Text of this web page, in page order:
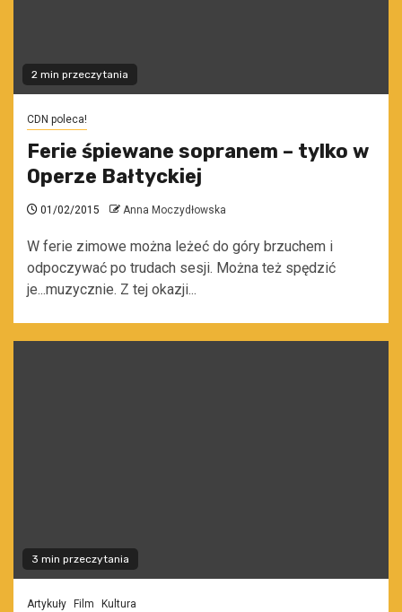
2 min przeczytania
CDN poleca!
Ferie śpiewane sopranem – tylko w
Operze Bałtyckiej
01/02/2015 Anna Moczydłowska
W ferie zimowe można leżeć do góry brzuchem i
odpoczywać po trudach sesji. Można też spędzić
je...muzycznie. Z tej okazji...
3 min przeczytania
Artykuły Film Kultura